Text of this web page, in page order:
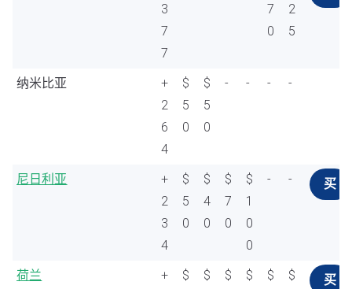
3
7
7
7
0
2
5
纳米比亚
+
2
6
4
$
5
0
$
5
0
- - - -
尼日利亚
+
2
3
4
$
5
0
$
4
0
$
7
0
$
1
0
0
- - 买
荷兰
+
$
$
$
$
$
$
买